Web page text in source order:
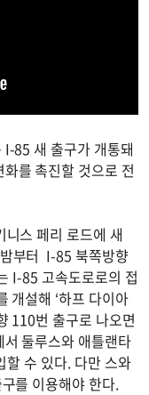
85 새 출구가 개통돼
를 촉진할 것으로 전
스 페리 로드에 새
부터 I-85 북쪽방향
I-85 고속도로로의 접
개설해 ‘하프 다이아
110번 출구로 나오면
둘루스와 애틀랜타
수 있다. 다만 스와
를 이용해야 한다.